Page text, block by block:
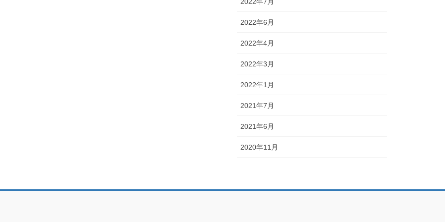
2022年6月
2022年4月
2022年3月
2022年1月
2021年7月
2021年6月
2020年11月